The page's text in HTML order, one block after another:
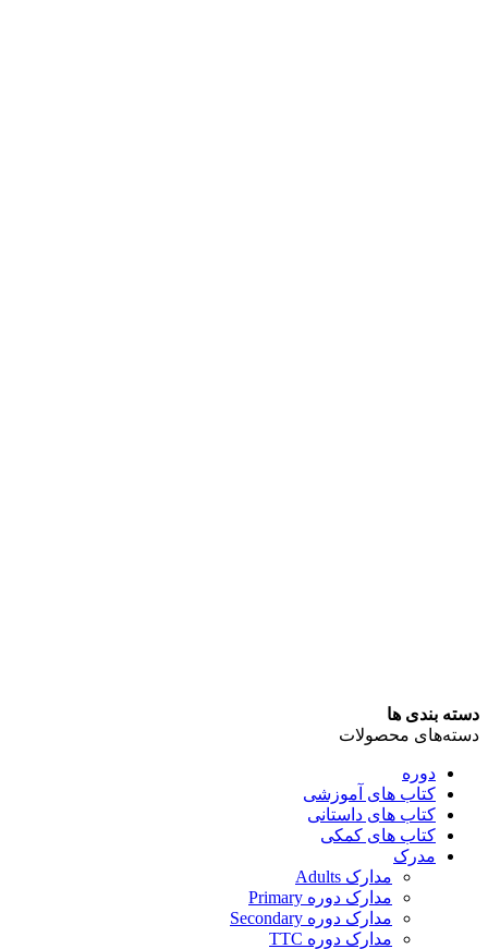
دسته بندی ها
دسته‌های محصولات
دوره
کتاب های آموزشی
کتاب های داستانی
کتاب های کمکی
مدرک
مدارک Adults
مدارک دوره Primary
مدارک دوره Secondary
مدارک دوره TTC